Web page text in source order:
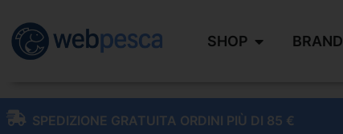
SHOP BRAND
SPEDIZIONE GRATUITA ORDINI PIÙ DI 85 €